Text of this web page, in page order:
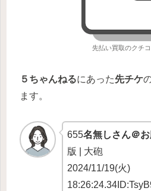
先払い買取のクチ
５ちゃんねるにあった先チケ
ます。
655名無しさん＠
版 | 大砲
2024/11/19(火)